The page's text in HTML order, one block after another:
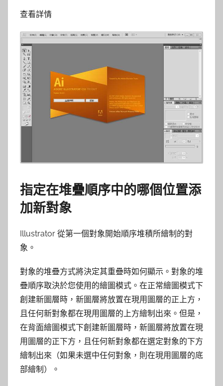
查看詳情
指定在堆疊順序中的哪個位置添
加新對象
Illustrator 從第一個對象開始順序堆積所繪制的對
象。
對象的堆疊方式將決定其重疊時如何顯示。對象的堆
疊順序取決於您使用的繪圖模式。在正常繪圖模式下
創建新圖層時，新圖層將放置在現用圖層的正上方，
且任何新對象都在現用圖層的上方繪制出來。但是，
在背面繪圖模式下創建新圖層時，新圖層將放置在現
用圖層的正下方，且任何新對象都在選定對象的下方
繪制出來（如果未選中任何對象，則在現用圖層的底
部繪制）。